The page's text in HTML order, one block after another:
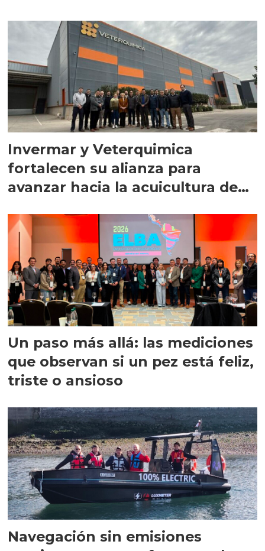
Invermar y Veterquimica
fortalecen su alianza para
avanzar hacia la acuicultura de
Un paso más allá: las mediciones
que observan si un pez está feliz,
triste o ansioso
Navegación sin emisiones